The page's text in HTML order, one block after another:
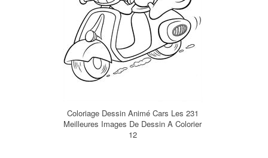
Coloriage Dessin Animé Cars Les 231
Meilleures Images De Dessin A Colorier
12